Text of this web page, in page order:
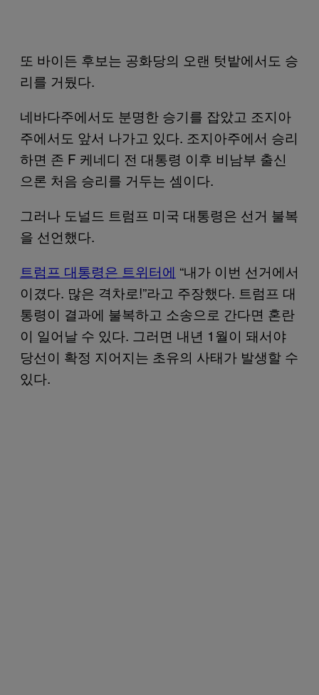
또 바이든 후보는 공화당의 오랜 텃밭에서도 승
리를 거뒀다.
네바다주에서도 분명한 승기를 잡았고 조지아
주에서도 앞서 나가고 있다. 조지아주에서 승리
하면 존 F 케네디 전 대통령 이후 비남부 출신
으론 처음 승리를 거두는 셈이다.
그러나 도널드 트럼프 미국 대통령은 선거 불복
을 선언했다.
트럼프 대통령은 트위터에 “내가 이번 선거에서
이겼다. 많은 격차로!”라고 주장했다. 트럼프 대
통령이 결과에 불복하고 소송으로 간다면 혼란
이 일어날 수 있다. 그러면 내년 1월이 돼서야
당선이 확정 지어지는 초유의 사태가 발생할 수
있다.